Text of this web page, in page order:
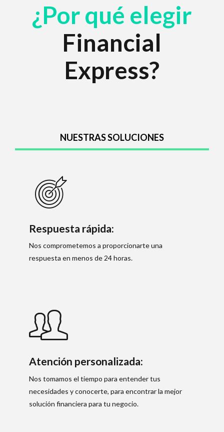
¿Por qué elegir
Financial
Express?
NUESTRAS SOLUCIONES
Respuesta rápida:
Nos comprometemos a proporcionarte una
respuesta en menos de 24 horas.
Atención personalizada:
Nos tomamos el tiempo para entender tus
necesidades y conocerte, para encontrar la mejor
solución financiera para tu negocio.